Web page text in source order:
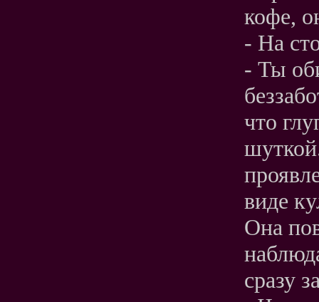
кофе,
- На
- Ты
что
виде
Она
сразу